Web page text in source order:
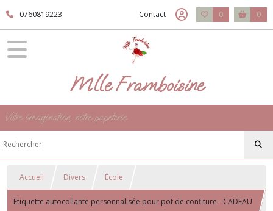
0760819223 Contact 0 0
Mlle Framboisine
Votre imagination, notre papeterie
Accueil Divers École
Etiquette autocollante personnalisée pour pot de confiture - CADEAU